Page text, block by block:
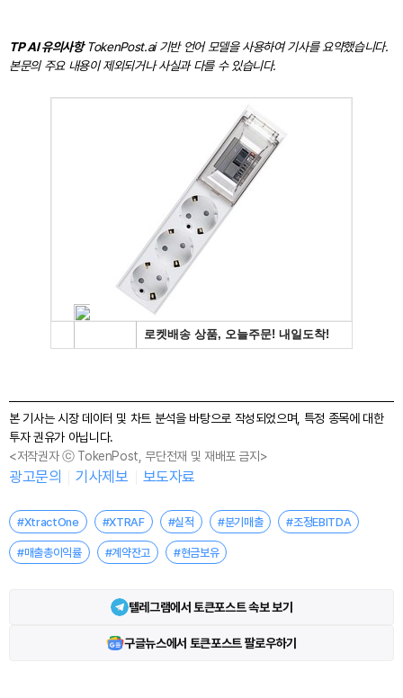
TP AI 유의사항TokenPost.ai 기반 언어 모델을 사용하여 기사를 요약했습니다.
본문의 주요 내용이 제외되거나 사실과 다를 수 있습니다.
본 기사는 시장 데이터 및 차트 분석을 바탕으로 작성되었으며, 특정 종목에 대한
투자 권유가 아닙니다.
<저작권자 ⓒ TokenPost, 무단전재 및 재배포 금지>
광고문의 기사제보 보도자료
#XtractOne #XTRAF #실적 #분기매출 #조정EBITDA
#매출총이익률 #계약잔고 #현금보유
텔레그램에서 토큰포스트 속보 보기
구글뉴스에서 토큰포스트 팔로우하기